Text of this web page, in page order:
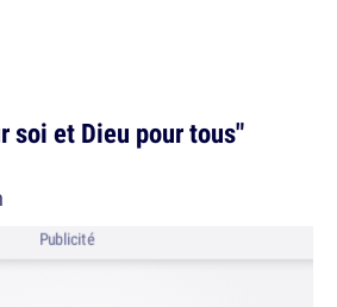
soi et Dieu pour tous"
Publicité